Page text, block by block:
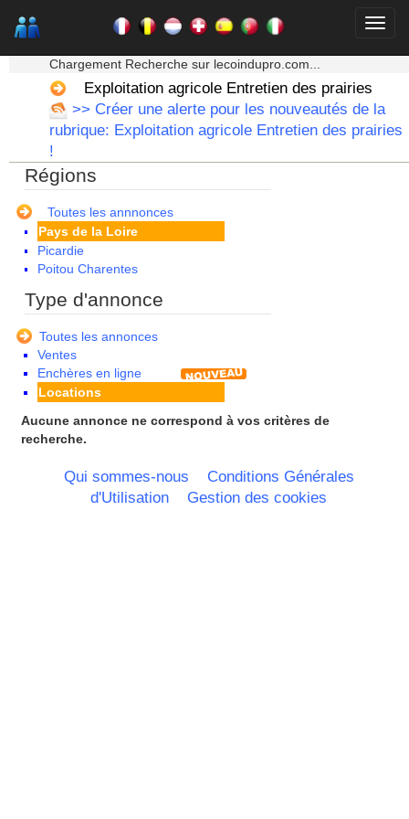
Chargement Recherche sur lecoindupro.com...
Exploitation agricole Entretien des prairies
>> Créer une alerte pour les nouveautés de la
rubrique: Exploitation agricole Entretien des prairies
!
Régions
Toutes les annnonces
Ile de France
Languedoc Roussillon
Limousin
Lorraine
Martinique
Mayotte
Midi Pyrenees - Espagne -
Portugal
Nord Pas de Calais - Belgique -
Pays Bas
Pays de la Loire
Picardie
Poitou Charentes
Provence Alpes Cote d'Azur -
Rhone Alpes
Type d'annonce
Toutes les annonces
Ventes
Enchères en ligne
Locations
Aucune annonce ne correspond à vos critères de
recherche.
Qui sommes-nous
Conditions Générales
d'Utilisation
Gestion des cookies